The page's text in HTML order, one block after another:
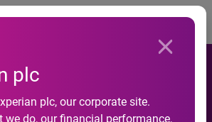
plc
plc, our corporate site.
we do, our financial performance,